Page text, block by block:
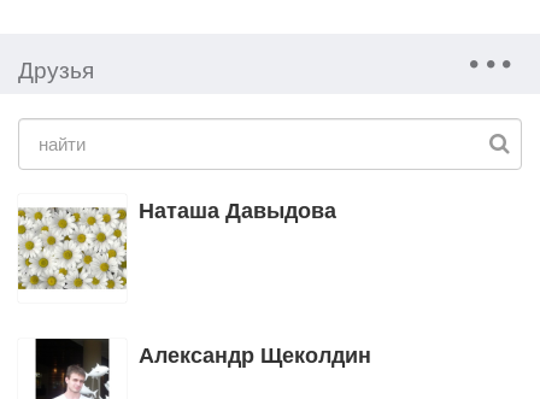
Друзья
Наташа Давыдова
Александр Щеколдин